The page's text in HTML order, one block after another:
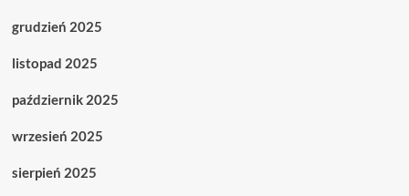
grudzień 2025
listopad 2025
październik 2025
wrzesień 2025
sierpień 2025